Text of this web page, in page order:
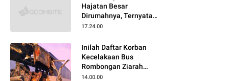
Hajatan Besar
Dirumahnya, Ternyata
Anaknya Pulang Dalam
17.24.00
Inilah Daftar Korban
Kecelakaan Bus
Rombongan Ziarah
Walisongo Pesantren
14.00.00